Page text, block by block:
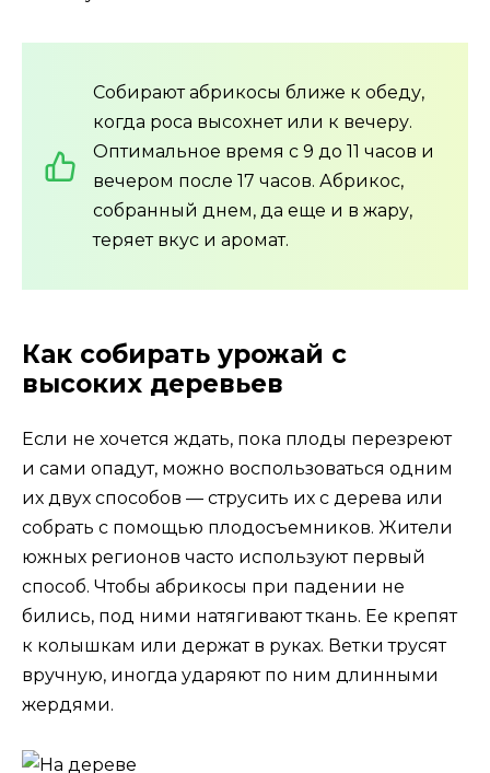
Собирают абрикосы ближе к обеду,
когда роса высохнет или к вечеру.
Оптимальное время с 9 до 11 часов и
вечером после 17 часов. Абрикос,
собранный днем, да еще и в жару,
теряет вкус и аромат.
Как собирать урожай с
высоких деревьев
Если не хочется ждать, пока плоды перезреют
и сами опадут, можно воспользоваться одним
их двух способов — струсить их с дерева или
собрать с помощью плодосъемников. Жители
южных регионов часто используют первый
способ. Чтобы абрикосы при падении не
бились, под ними натягивают ткань. Ее крепят
к колышкам или держат в руках. Ветки трусят
вручную, иногда ударяют по ним длинными
жердями.